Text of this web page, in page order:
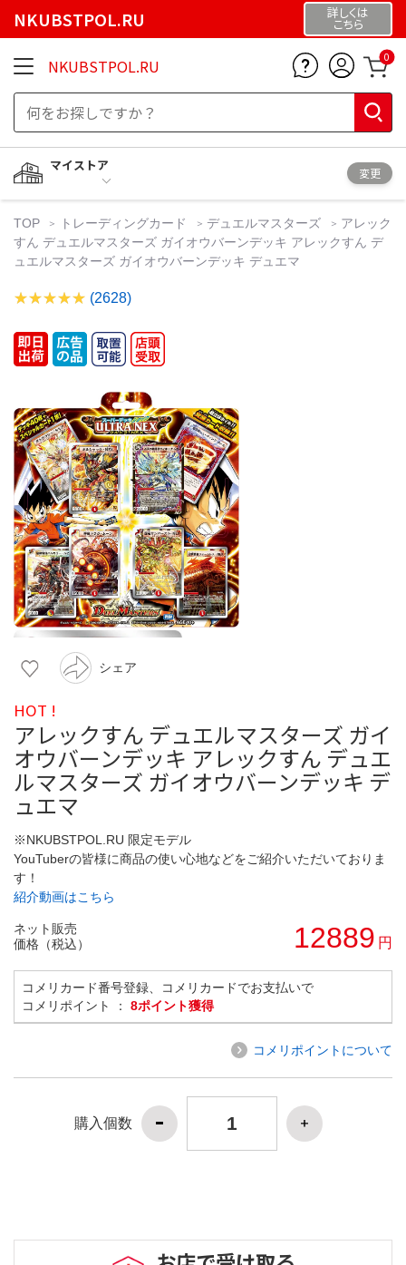
NKUBSTPOL.RU 詳しくは
こちら
NKUBSTPOL.RU 0
マイストア
変更
TOP トレーディングカード デュエルマスターズ
アレック
すん デュエルマスターズ ガイオウバーンデッキ アレックすん デ
ュエルマスターズ ガイオウバーンデッキ デュエマ
(2628)
シェア
HOT !
アレックすん デュエルマスターズ ガイ
オウバーンデッキ アレックすん デュエ
ルマスターズ ガイオウバーンデッキ デ
ュエマ
※NKUBSTPOL.RU 限定モデル
YouTuberの皆様に商品の使い心地などをご紹介いただいておりま
す！
紹介動画はこちら
ネット販売
価格（税込）
12889 円
コメリカード番号登録、コメリカードでお支払いで
コメリポイント ： 8ポイント獲得
コメリポイントについて
購入個数